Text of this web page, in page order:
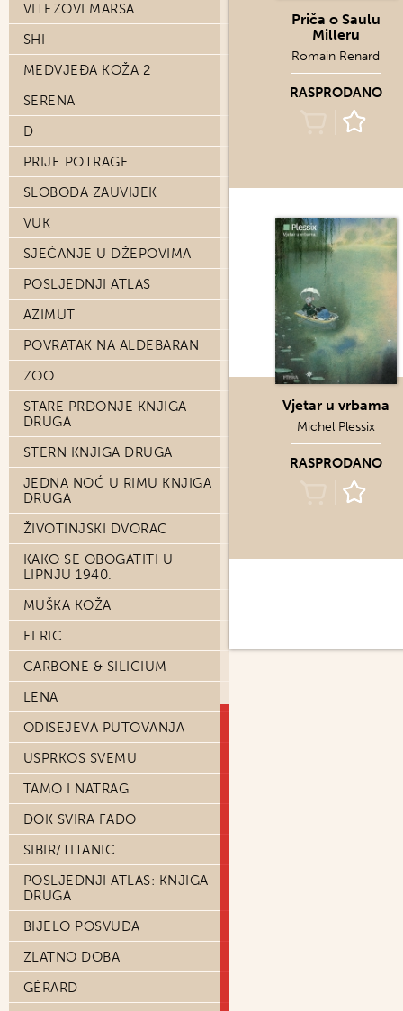
VITEZOVI MARSA
SHI
MEDVJEĐA KOŽA 2
SERENA
D
PRIJE POTRAGE
SLOBODA ZAUVIJEK
VUK
SJEĆANJE U DŽEPOVIMA
POSLJEDNJI ATLAS
AZIMUT
POVRATAK NA ALDEBARAN
ZOO
STARE PRDONJE KNJIGA
DRUGA
STERN KNJIGA DRUGA
JEDNA NOĆ U RIMU KNJIGA
DRUGA
ŽIVOTINJSKI DVORAC
KAKO SE OBOGATITI U
LIPNJU 1940.
MUŠKA KOŽA
ELRIC
CARBONE & SILICIUM
LENA
ODISEJEVA PUTOVANJA
USPRKOS SVEMU
TAMO I NATRAG
DOK SVIRA FADO
SIBIR/TITANIC
POSLJEDNJI ATLAS: KNJIGA
DRUGA
BIJELO POSVUDA
ZLATNO DOBA
GÉRARD
Priča o Saulu
Milleru
Romain Renard
RASPRODANO
Vjetar u vrbama
Michel Plessix
RASPRODANO